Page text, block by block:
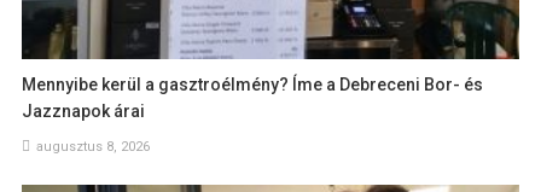
Mennyibe kerül a gasztroélmény? Íme a Debreceni Bor- és
Jazznapok árai
augusztus 8, 2026